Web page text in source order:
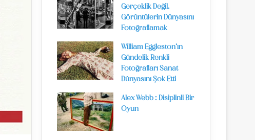
Gerçeklik Değil,
Görüntülerin Dünyasını
Fotoğraflamak
William Eggleston’ın
Gündelik Renkli
Fotoğrafları Sanat
Dünyasını Şok Etti
Alex Webb : Disiplinli Bir
Oyun